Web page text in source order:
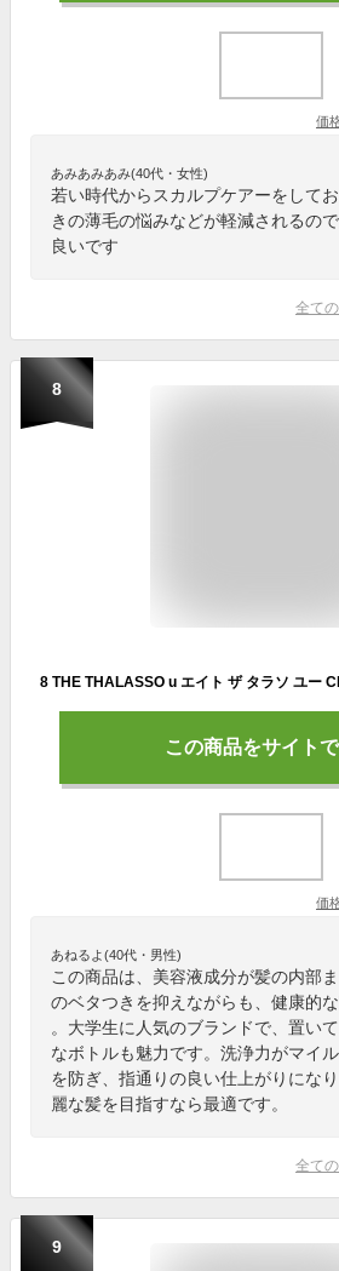
価
あみあみあみ(40代・女性)
若い時代からスカルプケアーをして
きの薄毛の悩みなどが軽減されるの
良いです
全て
8
この商品をサイト
価
あねるよ(40代・男性)
この商品は、美容液成分が髪の内部
のベタつきを抑えながらも、健康的
。大学生に人気のブランドで、置い
なボトルも魅力です。洗浄力がマイ
を防ぎ、指通りの良い仕上がりにな
麗な髪を目指すなら最適です。
全て
9